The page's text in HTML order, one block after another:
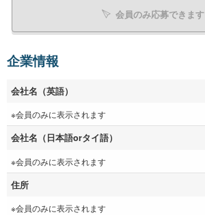
会員のみ応募できます
企業情報
会社名（英語）
※会員のみに表示されます
会社名（日本語orタイ語）
※会員のみに表示されます
住所
※会員のみに表示されます